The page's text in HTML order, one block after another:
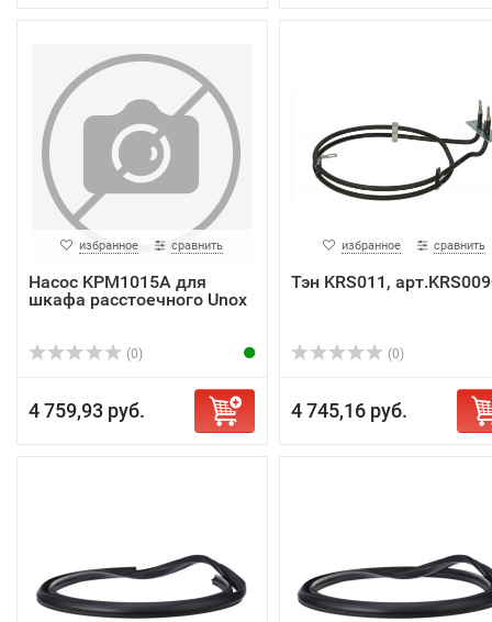
избранное сравнить
Насос KPM1015A для
шкафа расстоечного Unox
(0)
4 759,93 руб.
избранное сравнить
Тэн KRS011,
(0)
4 745,16 руб.